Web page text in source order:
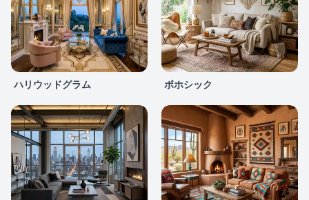
ハリウッドグラム ボホシック